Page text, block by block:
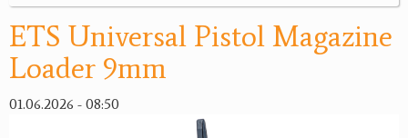
Reviereinrichtungen
ETS Universal Pistol Magazine
Loader 9mm
01.06.2026 - 08:50